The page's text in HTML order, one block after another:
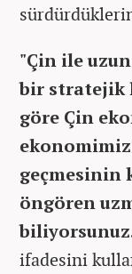
"Çin ile
bir stratejik
göre Çin
geçmesinin
öngören
ifadesini